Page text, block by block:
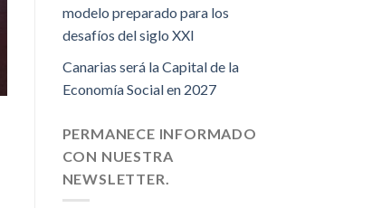
modelo preparado para los
desafíos del siglo XXI
Canarias será la Capital de la
Economía Social en 2027
PERMANECE INFORMADO
CON NUESTRA
NEWSLETTER.